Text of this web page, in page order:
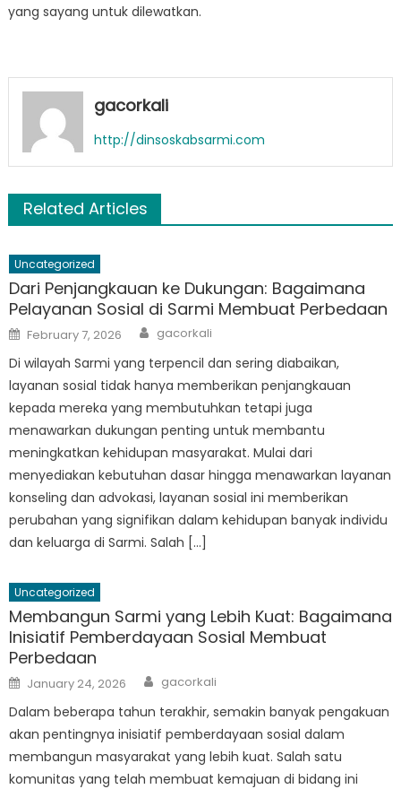
yang sayang untuk dilewatkan.
gacorkali
http://dinsoskabsarmi.com
Related Articles
Uncategorized
Dari Penjangkauan ke Dukungan: Bagaimana
Pelayanan Sosial di Sarmi Membuat Perbedaan
Posted
on
February 7, 2026 Author
gacorkali
Di wilayah Sarmi yang terpencil dan sering diabaikan,
layanan sosial tidak hanya memberikan penjangkauan
kepada mereka yang membutuhkan tetapi juga
menawarkan dukungan penting untuk membantu
meningkatkan kehidupan masyarakat. Mulai dari
menyediakan kebutuhan dasar hingga menawarkan layanan
konseling dan advokasi, layanan sosial ini memberikan
perubahan yang signifikan dalam kehidupan banyak individu
dan keluarga di Sarmi. Salah […]
Uncategorized
Membangun Sarmi yang Lebih Kuat: Bagaimana
Inisiatif Pemberdayaan Sosial Membuat
Perbedaan
Posted
on
January 24, 2026 Author
gacorkali
Dalam beberapa tahun terakhir, semakin banyak pengakuan
akan pentingnya inisiatif pemberdayaan sosial dalam
membangun masyarakat yang lebih kuat. Salah satu
komunitas yang telah membuat kemajuan di bidang ini